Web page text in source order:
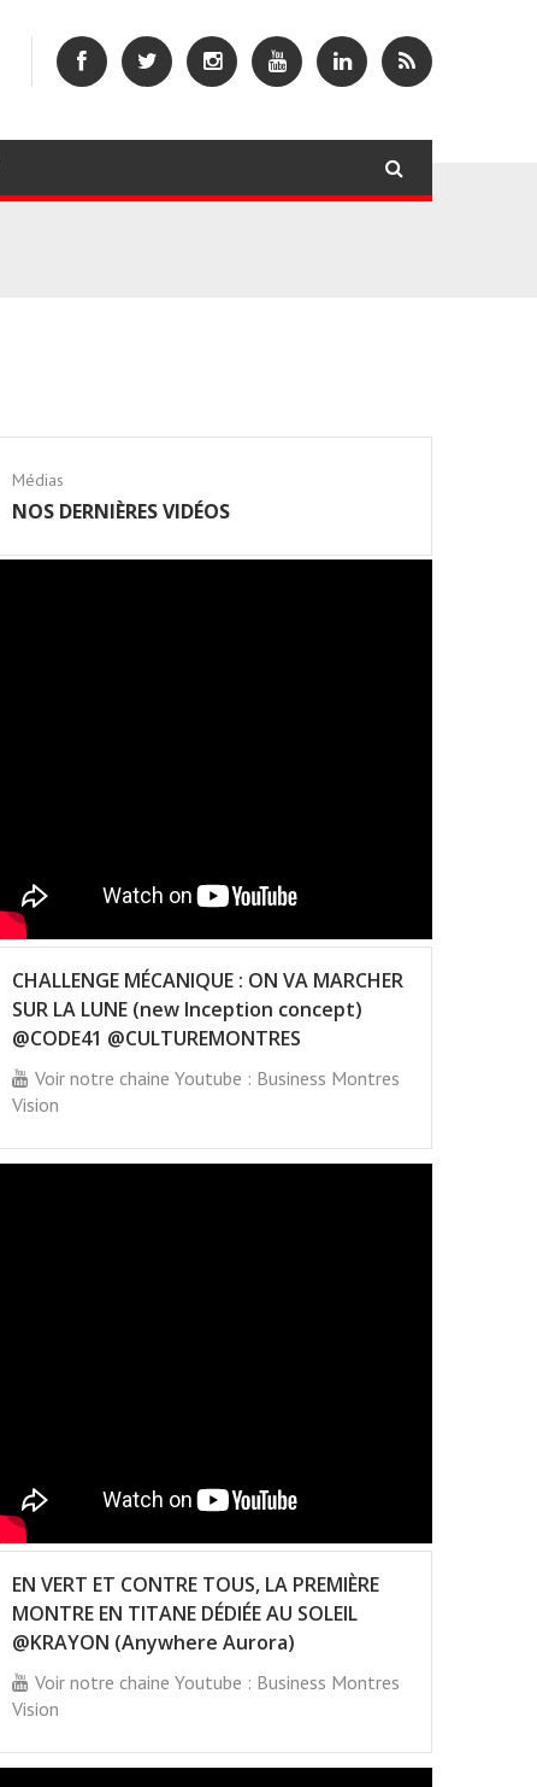
Médias
NOS DERNIÈRES VIDÉOS
CHALLENGE MÉCANIQUE : ON VA MARCHER
SUR LA LUNE (new Inception concept)
@CODE41 @CULTUREMONTRES
Voir notre chaine Youtube : Business Montres
Vision
EN VERT ET CONTRE TOUS, LA PREMIÈRE
MONTRE EN TITANE DÉDIÉE AU SOLEIL
@KRAYON (Anywhere Aurora)
Voir notre chaine Youtube : Business Montres
Vision